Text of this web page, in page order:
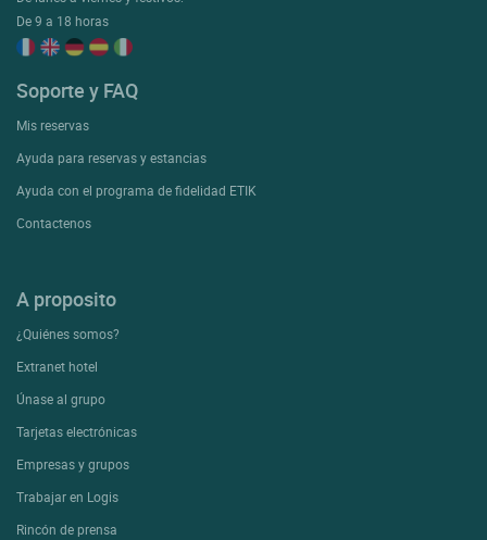
De 9 a 18 horas
Soporte y FAQ
Mis reservas
Ayuda para reservas y estancias
Ayuda con el programa de fidelidad ETIK
Contactenos
A proposito
¿Quiénes somos?
Extranet hotel
Únase al grupo
Tarjetas electrónicas
Empresas y grupos
Trabajar en Logis
Rincón de prensa